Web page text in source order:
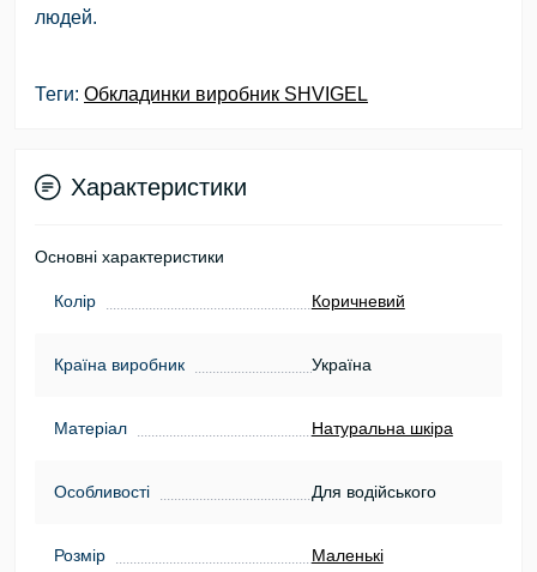
людей.
Теги: Обкладинки виробник SHVIGEL
Характеристики
Основні характеристики
Колір Коричневий
Країна виробник Україна
Матеріал Натуральна шкіра
Особливості Для водійського
Розмір Маленькі